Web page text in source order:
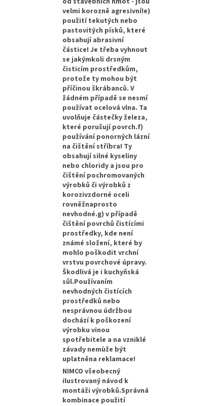
velmi korozně agresivní!e)
použití tekutých nebo
pastovitých písků, které
obsahují abrasivní
částice! Je třeba vyhnout
se jakýmkoli drsným
čisticím prostředkům,
protože ty mohou být
příčinou škrábanců. V
žádném případě se nesmí
používat ocelová vlna. Ta
uvolňuje částečky železa,
které porušují povrch.f)
používání ponorných lázní
na čištění stříbra! Ty
obsahují silné kyseliny
nebo chloridy a jsou pro
čištění pochromovaných
výrobků či výrobků z
korozivzdorné oceli
rovněžnaprosto
nevhodné.g) v případě
čištění povrchů čistícími
prostředky, kde není
známé složení, které by
mohlo poškodit vrchní
vrstvu povrchové úpravy.
Škodlivá je i kuchyňská
sůl.Používaním
nevhodných čistících
prostředků nebo
nesprávnou údržbou
dochází k poškození
výrobku vinou
spotřebitele a na vzniklé
závady nemùže být
uplatněna reklamace!
NIMCO všeobecný
ilustrovaný návod k
montáži výrobků.Správná
kombinace použití